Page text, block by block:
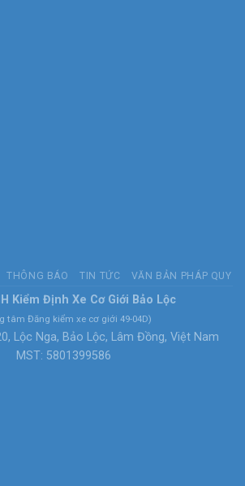
THÔNG BÁO TIN TỨC VĂN BẢN PHÁP QUY
Kiểm Định Xe Cơ Giới Bảo Lộc
tâm Đăng kiểm xe cơ giới 49-04D)
Lộc Nga, Bảo Lộc, Lâm Đồng, Việt Nam
MST: 5801399586